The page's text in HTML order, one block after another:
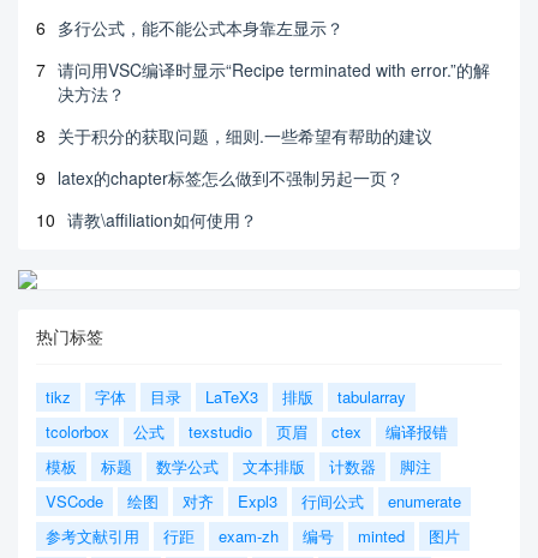
6 多行公式，能不能公式本身靠左显示？
7 请问用VSC编译时显示“Recipe terminated with error.”的解
决方法？
8 关于积分的获取问题，细则.一些希望有帮助的建议
9 latex的chapter标签怎么做到不强制另起一页？
10 请教\affiliation如何使用？
热门标签
tikz 字体 目录 LaTeX3 排版
tabularray
tcolorbox
公式 texstudio 页眉 ctex
编译报错
模板
标题 数学公式 文本排版 计数器
脚注
VSCode
绘图 对齐 Expl3 行间公式
enumerate
参考文献引用
行距 exam-zh 编号 minted
图片